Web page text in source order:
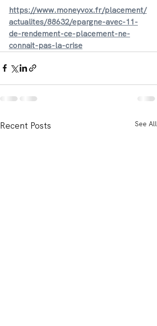
https://www.moneyvox.fr/placement/
actualites/88632/epargne-avec-11-
de-rendement-ce-placement-ne-
connait-pas-la-crise
Recent Posts See All